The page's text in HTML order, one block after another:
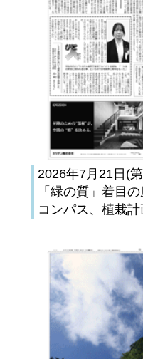
2026年7月21日(
「緑の質」着目
コンパス、植栽